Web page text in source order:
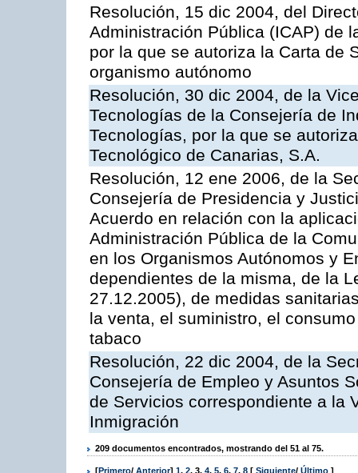
Resolución, 15 dic 2004, del
Administración Pública (ICAP) de
por la que se autoriza la Carta de
organismo autónomo
Resolución, 30 dic 2004, de la
Tecnologías de la Consejería de
Tecnologías, por la que se
Tecnológico de Canarias, S.A.
Resolución, 12 ene 2006, de la
Consejería de Presidencia y
Acuerdo en relación con la
Administración Pública de la
en los Organismos Autónomos y
dependientes de la misma, de la
27.12.2005), de medidas
la venta, el suministro, el
tabaco
Resolución, 22 dic 2004, de la
Consejería de Empleo y Asuntos
de Servicios correspondiente a la
Inmigración
209 documentos encontrados, mostrando del 51 al 75.
[Primero/ Anterior] 1, 2, 3, 4, 5, 6, 7, 8 [ Siguiente/ Último ]